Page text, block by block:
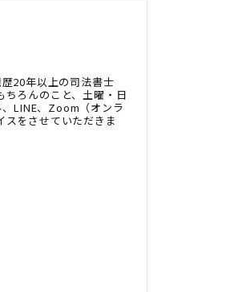
20年以上の司法書士
ちろんのこと、土曜・日
LINE、Zoom（オンラ
スをさせていただきま